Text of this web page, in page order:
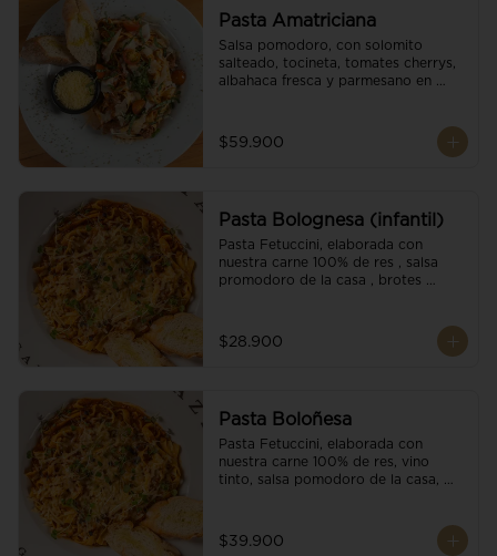
Pasta Amatriciana
Salsa pomodoro, con solomito
salteado, tocineta, tomates cherrys,
albahaca fresca y parmesano en
$59.900
Pasta Bolognesa (infantil)
Pasta Fetuccini, elaborada con
nuestra carne 100% de res , salsa
promodoro de la casa , brotes
$28.900
Pasta Boloñesa
Pasta Fetuccini, elaborada con
nuestra carne 100% de res, vino
tinto, salsa pomodoro de la casa,
$39.900